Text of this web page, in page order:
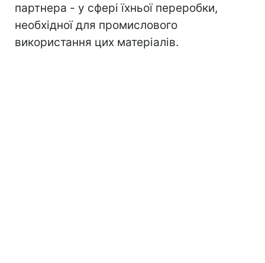
партнера - у сфері їхньої переробки,
необхідної для промислового
використання цих матеріалів.